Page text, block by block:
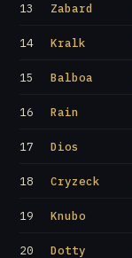
13 Zabard
14 Kralk
15 Balboa
16 Rain
17 Dios
18 Cryzeck
19 Knubo
20 Dotty